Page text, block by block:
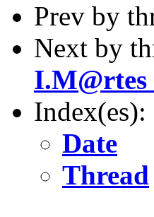
Prev by
Next by
I.M@rtes
Index(es):
Date
Thread